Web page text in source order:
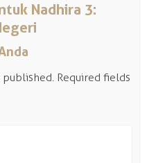
Nadhira 3:
Required fields